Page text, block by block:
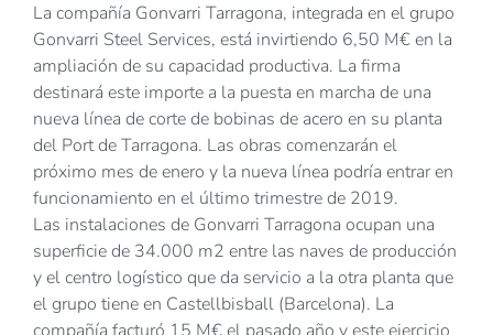
La compañía Gonvarri Tarragona, integrada en el grupo
Gonvarri Steel Services, está invirtiendo 6,50 M€ en la
ampliación de su capacidad productiva. La firma
destinará este importe a la puesta en marcha de una
nueva línea de corte de bobinas de acero en su planta
del Port de Tarragona. Las obras comenzarán el
próximo mes de enero y la nueva línea podría entrar en
funcionamiento en el último trimestre de 2019.
Las instalaciones de Gonvarri Tarragona ocupan una
superficie de 34.000 m2 entre las naves de producción
y el centro logístico que da servicio a la otra planta que
el grupo tiene en Castellbisball (Barcelona). La